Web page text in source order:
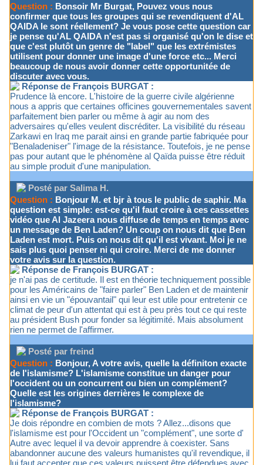
Question : Bonsoir Mr Burgat, Pouvez vous nous
confirmer que tous les groupes qui se revendiquent d'AL
QAIDA le sont réellement? Je vous pose cette question car
je pense qu'AL QAIDA n'est pas si organisé qu'on le dise et
que c'est plutôt un genre de "label" que les extrémistes
utilisent pour donner une image d'une force etc... Merci
beaucoup de nous avoir donner cette opportunitée de
discuter avec vous.
Réponse de François BURGAT :
Prudence là encore. L'histoire de la guerre civile algérienne
nous a appris que certaines officines gouvernementales savent
parfaitement bien parler ou même à agir au nom des
adversaires qu'elles veulent discréditer. La visibilité du réseau
Zarkawi en Iraq me parait ainsi en grande partie fabriquée pour
"Benaladeniser" l'image de la résistance. Toutefois, je ne pense
pas pour autant que le phénomène al Qaïda puisse être réduit
au simple produit d'une manipulation.
Posté par Salima H.
Question : Bonjour M. et bjr à tous le public de saphir. Ma
question est simple: est-ce qu'il faut croire à ces cassettes
vidéo que Al Jazeera nous diffuse de temps en temps avec
un message de Ben Laden? Un coup on nous dit que Ben
Laden est mort. Puis on nous dit qu'il est vivant. Moi je ne
sais plus quoi penser ni qui croire. Merci de me donner
votre avis sur la question.
Réponse de François BURGAT :
je n'ai pas de certitude. Il est en théorie techniquement possible
pour les Américains de "faire parler" Ben Laden et de maintenir
ainsi en vie un "épouvantail" qui leur est utile pour entretenir ce
climat de peur d'un attentat qui est à peu près tout ce qui reste
au président Bush pour fonder sa légitimité. Mais absolument
rien ne permet de l'affirmer.
Posté par freind
Question : Bonjour, A votre avis, quelle la définiton exacte
de l'islamisme? L'islamisme constitue un danger pour
l'occident ou un concurrent ou bien un complément?
Quelle est les origines derrières le complexe de
l'islamisme?
Réponse de François BURGAT :
Je dois répondre en combien de mots ? Allez...disons que
l'islamisme est pour l'Occident un "complément", une sorte d'
Autre avec lequel il va devoir apprendre à coexister. Sans
abandonner aucune des valeurs humanistes qu'il revendique, il
lui faut accepter que ces valeurs puissent être défendues avec